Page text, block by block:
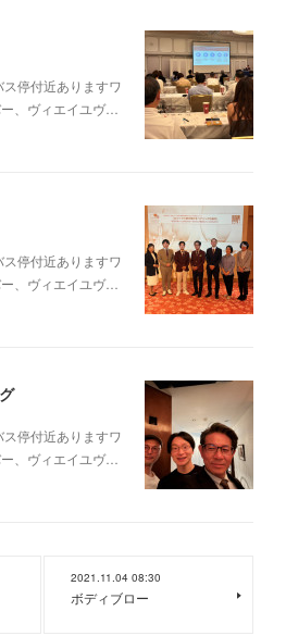
停付近ありますワ
、ヴィエイユヴ…
停付近ありますワ
、ヴィエイユヴ…
停付近ありますワ
、ヴィエイユヴ…
2021.11.04 08:30
ボディブロー